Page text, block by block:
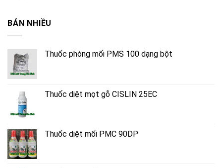
BÁN NHIỀU
Thuốc phòng mối PMS 100 dạng bột
Thuốc diệt mọt gỗ CISLIN 25EC
Thuốc diệt mối PMC 90DP